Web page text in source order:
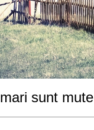
sunt mute